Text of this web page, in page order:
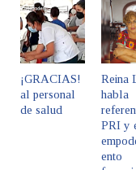
¡GRACIAS!
al personal
de salud
Reina
habla
PRI y
ento